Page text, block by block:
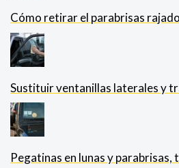
Cómo retirar el parabrisas
Sustituir ventanillas laterales y
Pegatinas en lunas y parabrisas,